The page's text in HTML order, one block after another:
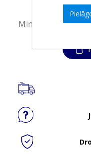
Minimālais preces